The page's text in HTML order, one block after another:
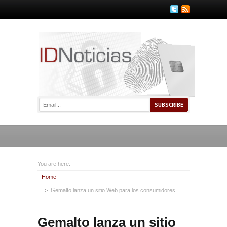
You are here:
Home
Gemalto lanza un sitio Web para los consumidores
Gemalto lanza un sitio